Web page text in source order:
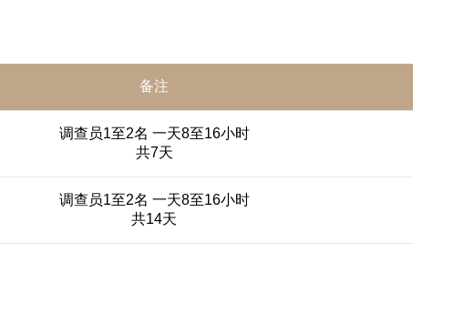
备注
调查员1至2名 一天8至16小时
共7天
调查员1至2名 一天8至16小时
共14天